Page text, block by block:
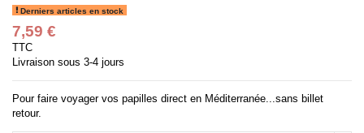
Derniers articles en stock
7,59 €
TTC
Livraison sous 3-4 jours
Pour faire voyager vos papilles direct en Méditerranée...sans billet
retour.